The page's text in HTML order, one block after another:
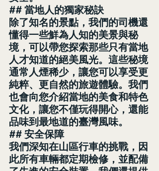
## 當地人的獨家秘訣
除了知名的景點，我們的司機還
懂得一些鮮為人知的美景與秘
境，可以帶您探索那些只有當地
人才知道的絕美風光。這些秘境
通常人煙稀少，讓您可以享受更
純粹、更自然的旅遊體驗。我們
也會向您介紹當地的美食和特色
文化，讓您不僅玩得開心，還能
品味到最地道的臺灣風味。
## 安全保障
我們深知在山區行車的挑戰，因
此所有車輛都定期檢修，並配備